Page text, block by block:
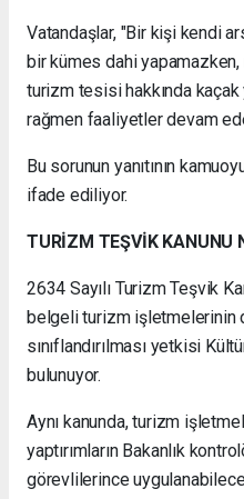
Vatandaşlar, "Bir kişi kendi
bir kümes dahi
turizm tesisi hakkında kaçak
rağmen faaliyetler devam
Bu sorunun yanıtının
ifade ediliyor.
TURİZM TEŞVİK KANUNU
2634 Sayılı Turizm Teşvik
belgeli turizm işletmelerinin
sınıflandırılması yetkisi
bulunuyor.
Aynı kanunda, turizm
yaptırımların Bakanlık
görevlilerince